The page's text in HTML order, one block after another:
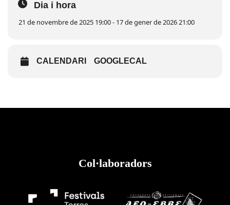
Dia i hora
21 de novembre de 2025 19:00 - 17 de gener de 2026 21:00
CALENDARI GOOGLECAL
Col·laboradors